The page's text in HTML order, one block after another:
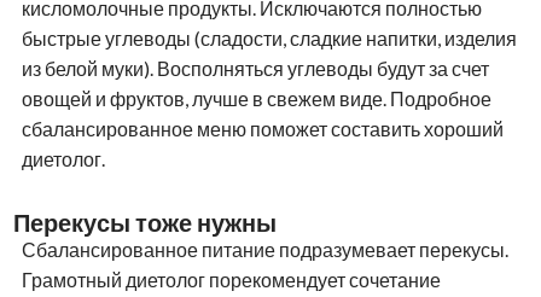
кисломолочные продукты. Исключаются полностью
быстрые углеводы (сладости, сладкие напитки, изделия
из белой муки). Восполняться углеводы будут за счет
овощей и фруктов, лучше в свежем виде. Подробное
сбалансированное меню поможет составить хороший
диетолог.
Перекусы тоже нужны
Сбалансированное питание подразумевает перекусы.
Грамотный диетолог порекомендует сочетание